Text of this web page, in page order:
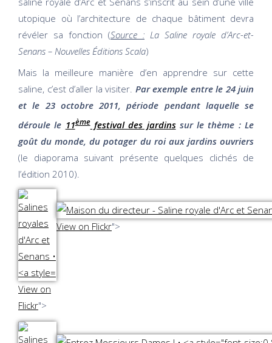
utopique où l’architecture de chaque bâtiment devra
révéler sa fonction (Source : La Saline royale d’Arc-et-
Senans – Nouvelles Éditions Scala)
Mais la meilleure manière d’en apprendre sur cette
saline, c’est d’aller la visiter. Par exemple entre le 24 juin
et le 23 octobre 2011, période pendant laquelle se
déroule le 11èmefestival des jardinssur le thème : Le
goût du monde, du potager du roi aux jardins ouvriers
(le diaporama suivant présente quelques clichés de
l’édition 2010).
View on
Flickr">
View on Flickr">